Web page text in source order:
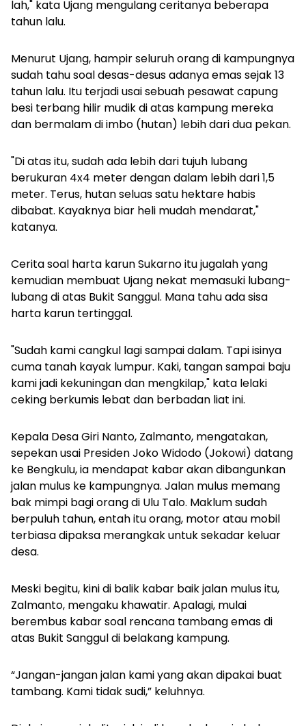
lah," kata Ujang mengulang ceritanya beberapa
tahun lalu.
Menurut Ujang, hampir seluruh orang di kampungnya
sudah tahu soal desas-desus adanya emas sejak 13
tahun lalu. Itu terjadi usai sebuah pesawat capung
besi terbang hilir mudik di atas kampung mereka
dan bermalam diimbo (hutan) lebih dari dua pekan.
"Di atas itu, sudah ada lebih dari tujuh lubang
berukuran 4x4 meter dengan dalam lebih dari 1,5
meter. Terus, hutan seluas satu hektare habis
dibabat. Kayaknya biar heli mudah mendarat,"
katanya.
Cerita soal harta karun Sukarno itu jugalah yang
kemudian membuat Ujang nekat memasuki lubang-
lubang di atas Bukit Sanggul. Mana tahu ada sisa
harta karun tertinggal.
"Sudah kami cangkul lagi sampai dalam. Tapi isinya
cuma tanah kayak lumpur. Kaki, tangan sampai baju
kami jadi kekuningan dan mengkilap," kata lelaki
ceking berkumis lebat dan berbadan liat ini.
Kepala Desa Giri Nanto, Zalmanto, mengatakan,
sepekan usai Presiden Joko Widodo (Jokowi) datang
ke Bengkulu, ia mendapat kabar akan dibangunkan
jalan mulus ke kampungnya. Jalan mulus memang
bak mimpi bagi orang di Ulu Talo. Maklum sudah
berpuluh tahun, entah itu orang, motor atau mobil
terbiasa dipaksa merangkak untuk sekadar keluar
desa.
Meski begitu, kini di balik kabar baik jalan mulus itu,
Zalmanto, mengaku khawatir. Apalagi, mulai
berembus kabar soal rencana tambang emas di
atas Bukit Sanggul di belakang kampung.
“Jangan-jangan jalan kami yang akan dipakai buat
tambang. Kami tidak sudi,” keluhnya.